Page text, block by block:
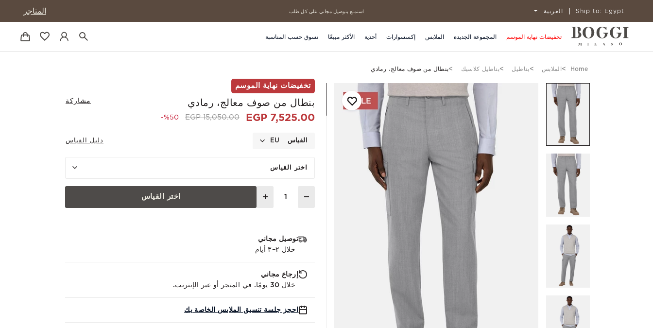
Ship to: Egypt العربية استمتع بتوصيل مجاني على كل طلب
منتجاتنا الأكثر مبيعاً
المتاجر
تخفيضات نهاية الموسم المجموعة الجديدة الملابس إكسسوارات أحذية الأكثر مبيعًا تسوق حسب المناسبة
Home الملابس بناطيل بناطيل كلاسيك بنطال من صوف معالج، رمادي
تخفيضات نهاية الموسم
مشاركة بنطال من صوف معالج، رمادي
7,525.00 EGP
Price reduced from
15,050.00 EGP
to 7,525.00 EGP
%50-
القياس EU دليل القياس
اختر القياس
اختر القياس
توصيل مجاني
خلال ٢–٣ أيام
إرجاع مجاني
خلال 30 يومًا. في المتجر أو عبر الإنترنت.
احجز جلسة تنسيق الملابس الخاصة بك